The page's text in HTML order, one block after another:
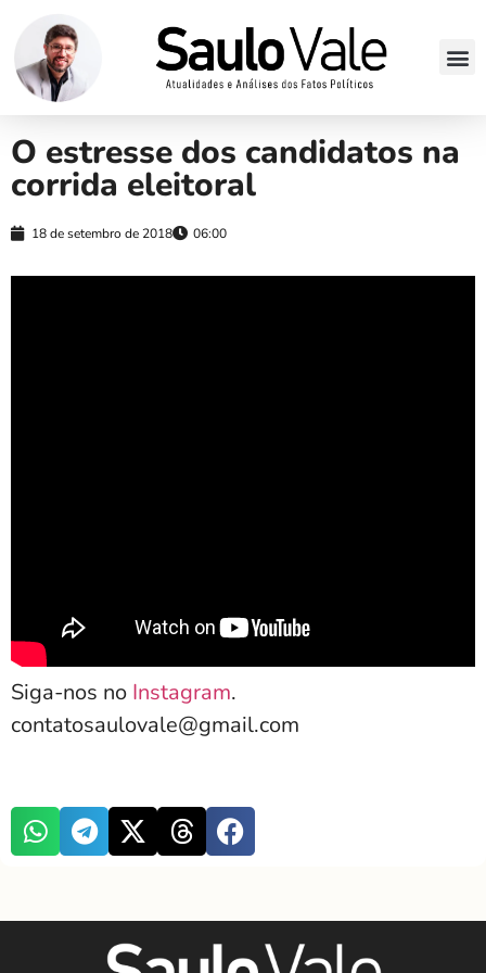
O estresse dos candidatos na
corrida eleitoral
18 de setembro de 2018 06:00
Siga-nos no Instagram.
contatosaulovale@gmail.com